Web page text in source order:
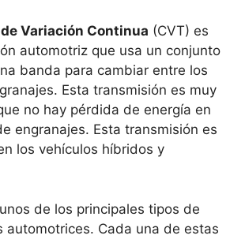
Variación Continua (CVT) es
automotriz que usa un conjunto
banda para cambiar entre los
Esta transmisión es muy
no hay pérdida de energía en
engranajes. Esta transmisión es
los vehículos híbridos y
de los principales tipos de
automotrices. Cada una de estas